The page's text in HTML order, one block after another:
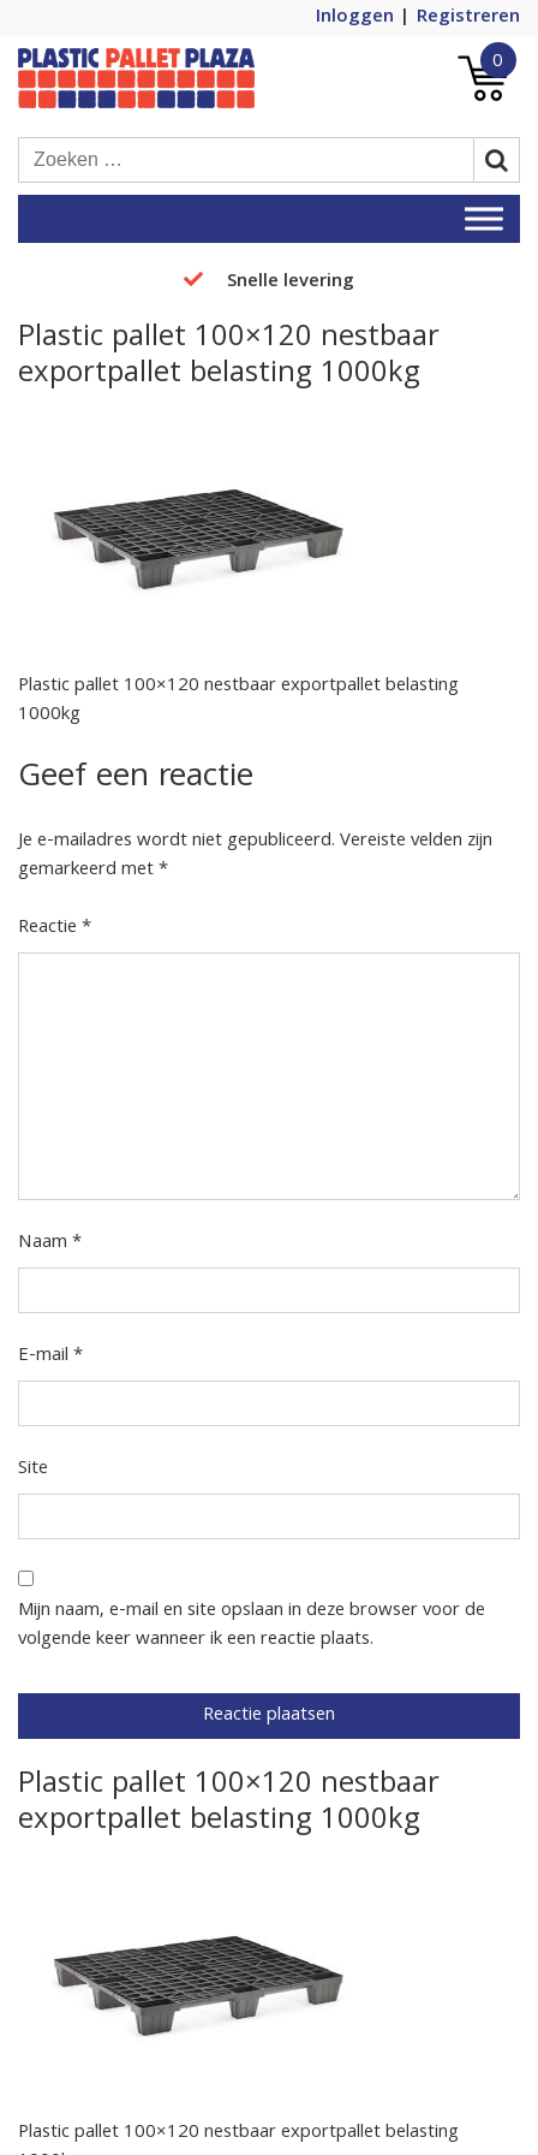
Inloggen
Registreren
Plastic Pallet Plaza
Plastic Pallets Plaza, de nummer 1 in
Europa!
0
Snelle levering
Plastic pallet 100×120 nestbaar
exportpallet belasting 1000kg
Plastic pallet 100×120 nestbaar exportpallet belasting
1000kg
Geef een reactie
Je e-mailadres wordt niet gepubliceerd.Vereiste velden zijn
gemarkeerd met*
Reactie*
Naam*
E-mail*
Site
Mijn naam, e-mail en site opslaan in deze browser voor de
volgende keer wanneer ik een reactie plaats.
Plastic pallet 100×120 nestbaar
exportpallet belasting 1000kg
Plastic pallet 100×120 nestbaar exportpallet belasting